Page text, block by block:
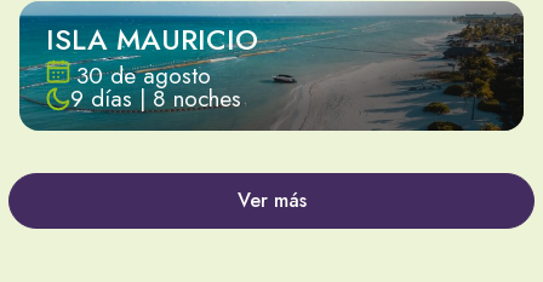
ISLA MAURICIO
30 de agosto
9 días | 8 noches
Ver más